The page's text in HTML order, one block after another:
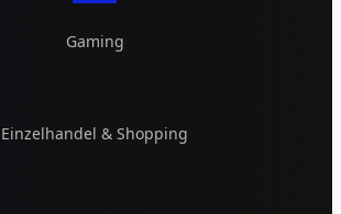
Gaming
Einzelhandel & Shopping